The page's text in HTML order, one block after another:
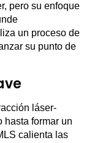
pero su enfoque
un proceso de
su punto de
láser-
hasta formar un
calienta las